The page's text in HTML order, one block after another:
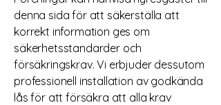
denna sida för att säkerställa att
korrekt information ges om
säkerhetsstandarder och
försäkringskrav. Vi erbjuder dessutom
professionell installation av godkända
lås för att försäkra att alla krav